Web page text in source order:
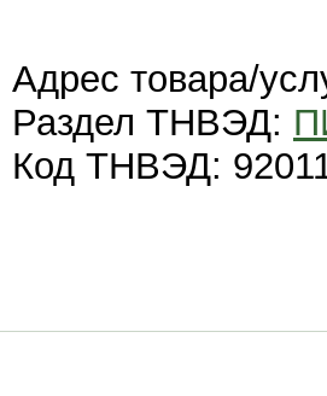
Адрес товара/
Раздел ТНВЭД:
Код ТНВЭД: